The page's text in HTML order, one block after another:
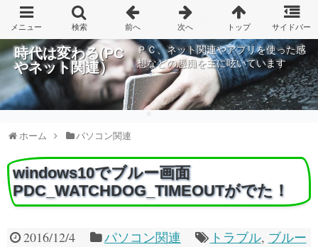
時代は変わる(PC
やネット関連）
ＰＣ、ネット関連やアプリを使った感
想などの愚痴を主に呟いています
ホーム パソコン関連
windows10でブルー画面
PDC_WATCHDOG_TIMEOUTがでた！
2016/12/4 パソコン関連 トラブル, ブルー